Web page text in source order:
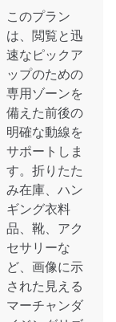
このプラン
は、閲覧と迅
速なピックア
ップのための
専用ゾーンを
備えた前後の
明確な動線を
サポートしま
す。折りたた
み在庫、ハン
ギング衣料
品、靴、アク
セサリーな
ど、画像に示
された見える
マーチャンダ